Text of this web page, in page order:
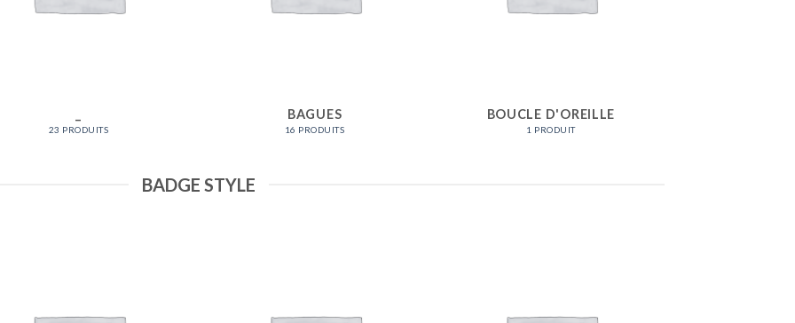
23 PRODUITS
BAGUES
16 PRODUITS
BOUCLE D'OREILLE
1 PRODUIT
BADGE STYLE